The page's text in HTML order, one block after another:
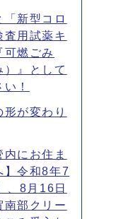
「新型コロ
査用試薬キ
可燃ごみ
）』として
！
が変わり
内にお住ま
】令和8年7
、8月16日
南部クリー